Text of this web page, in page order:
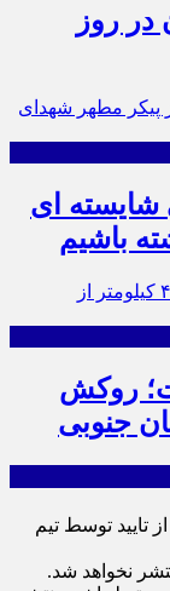
در روز
شایسته ای
باشیم
روکش
تایید توسط تیم
نخواهد شد.